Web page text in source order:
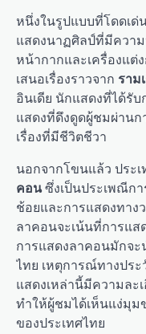
หนึ่งในรูปแบบที่โดดเด่
แสดงนาฏศิลป์ที่มีควา
หน้ากากและเครื่องแต่
เสนอเรื่องราวจาก ราม
อินเดีย นักแสดงที่ได้รั
แสดงที่ดึงดูดผู้ชมผ่านก
เรื่องที่มีชีวิตชีวา
นอกจากโขนแล้ว ประเ
คอนซึ่งเป็นประเพณีก
ช้อยและการแสดงทาง
ลาคอนจะเน้นที่การแ
การแสดงลาคอนมักจะ
ไทย เหตุการณ์ทางปร
แสดงเหล่านี้มีความล
ทำให้ผู้ชมได้เห็นแง่มุ
ของประเทศไทย